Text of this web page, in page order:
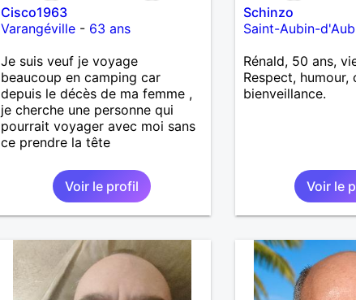
Cisco1963
Varangéville- 63 ans
Je suis veuf je voyage
beaucoup en camping car
depuis le décès de ma femme ,
je cherche une personne qui
pourrait voyager avec moi sans
ce prendre la tête
Voir le profil
Schinzo
Saint-Aubin-
Rénald, 50 ans,
Respect,
bienveillance.
Voir le